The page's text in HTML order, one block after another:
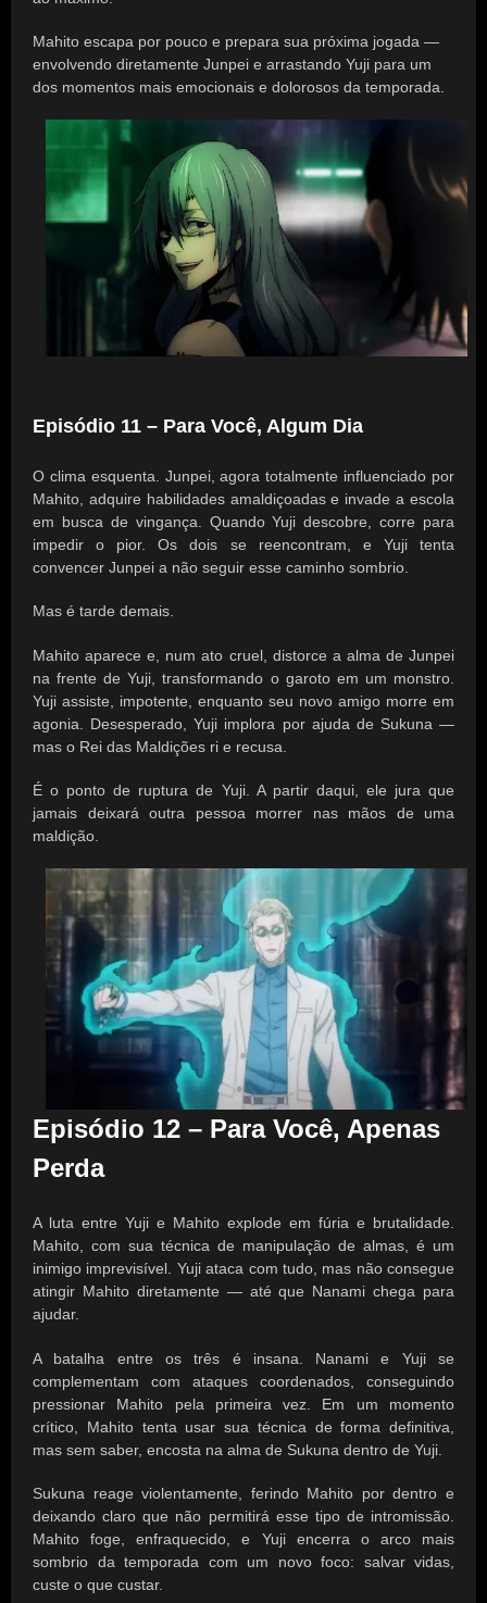
Mahito escapa por pouco e prepara sua próxima jogada —
envolvendo diretamente Junpei e arrastando Yuji para um
dos momentos mais emocionais e dolorosos da temporada.
Episódio 11 – Para Você, Algum Dia
O clima esquenta. Junpei, agora totalmente influenciado por
Mahito, adquire habilidades amaldiçoadas e invade a escola
em busca de vingança. Quando Yuji descobre, corre para
impedir o pior. Os dois se reencontram, e Yuji tenta
convencer Junpei a não seguir esse caminho sombrio.
Mas é tarde demais.
Mahito aparece e, num ato cruel, distorce a alma de Junpei
na frente de Yuji, transformando o garoto em um monstro.
Yuji assiste, impotente, enquanto seu novo amigo morre em
agonia. Desesperado, Yuji implora por ajuda de Sukuna —
mas o Rei das Maldições ri e recusa.
É o ponto de ruptura de Yuji. A partir daqui, ele jura que
jamais deixará outra pessoa morrer nas mãos de uma
maldição.
Episódio 12 – Para Você, Apenas
Perda
A luta entre Yuji e Mahito explode em fúria e brutalidade.
Mahito, com sua técnica de manipulação de almas, é um
inimigo imprevisível. Yuji ataca com tudo, mas não consegue
atingir Mahito diretamente — até que Nanami chega para
ajudar.
A batalha entre os três é insana. Nanami e Yuji se
complementam com ataques coordenados, conseguindo
pressionar Mahito pela primeira vez. Em um momento
crítico, Mahito tenta usar sua técnica de forma definitiva,
mas sem saber, encosta na alma de Sukuna dentro de Yuji.
Sukuna reage violentamente, ferindo Mahito por dentro e
deixando claro que não permitirá esse tipo de intromissão.
Mahito foge, enfraquecido, e Yuji encerra o arco mais
sombrio da temporada com um novo foco: salvar vidas,
custe o que custar.